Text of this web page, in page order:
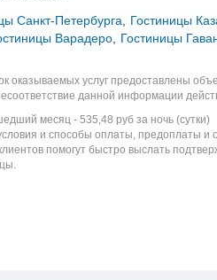
Санкт-Петербурга
Гостиницы
Варадеро Гостиницы
оказываемых услуг предоставлены
данной информации
месяц - 535,48 руб за ночь (сутки)
и способы оплаты, предоплаты и
помогут быстро выслать